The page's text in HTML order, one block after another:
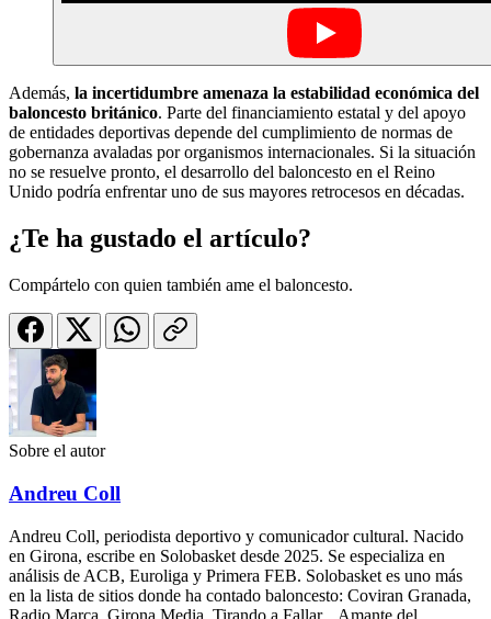
Además, la incertidumbre amenaza la estabilidad económica del
baloncesto británico. Parte del financiamiento estatal y del apoyo
de entidades deportivas depende del cumplimiento de normas de
gobernanza avaladas por organismos internacionales. Si la situación
no se resuelve pronto, el desarrollo del baloncesto en el Reino
Unido podría enfrentar uno de sus mayores retrocesos en décadas.
¿Te ha gustado el artículo?
Compártelo con quien también ame el baloncesto.
Sobre el autor
Andreu Coll
Andreu Coll, periodista deportivo y comunicador cultural. Nacido
en Girona, escribe en Solobasket desde 2025. Se especializa en
análisis de ACB, Euroliga y Primera FEB. Solobasket es uno más
en la lista de sitios donde ha contado baloncesto: Coviran Granada,
Radio Marca, Girona Media, Tirando a Fallar... Amante del